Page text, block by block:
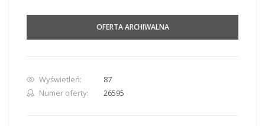
OFERTA ARCHIWALNA
Wyświetleń:
87
Numer oferty:
26595